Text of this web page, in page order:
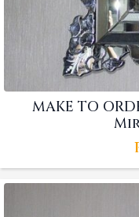
MAKE TO